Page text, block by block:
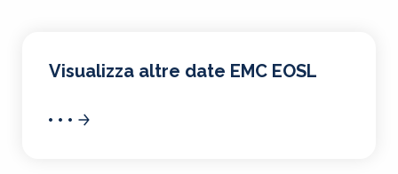
Visualizza altre date EMC EOSL